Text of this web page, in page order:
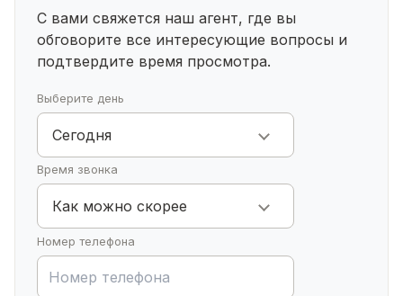
Звоните в любое время, помощь в одобрении
ипотеки📞
С вами свяжется наш агент, где вы
обговорите все интересующие вопросы и
подтвердите время просмотра.
Выберите день
Сегодня
Время звонка
Как можно скорее
Номер телефона